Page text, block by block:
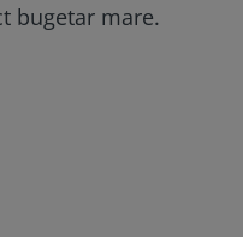
bugetar mare.